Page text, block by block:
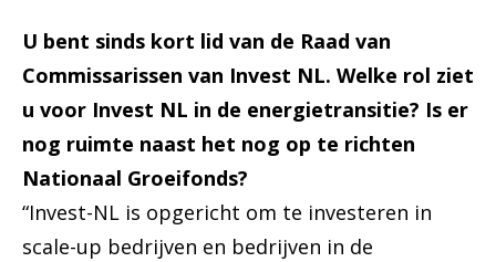
U bent sinds kort lid van de Raad van
Commissarissen van Invest NL. Welke rol ziet
u voor Invest NL in de energietransitie? Is er
nog ruimte naast het nog op te richten
Nationaal Groeifonds?
“Invest-NL is opgericht om te investeren in
scale-up bedrijven en bedrijven in de